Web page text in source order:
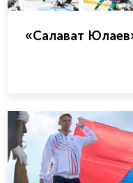
«Салават